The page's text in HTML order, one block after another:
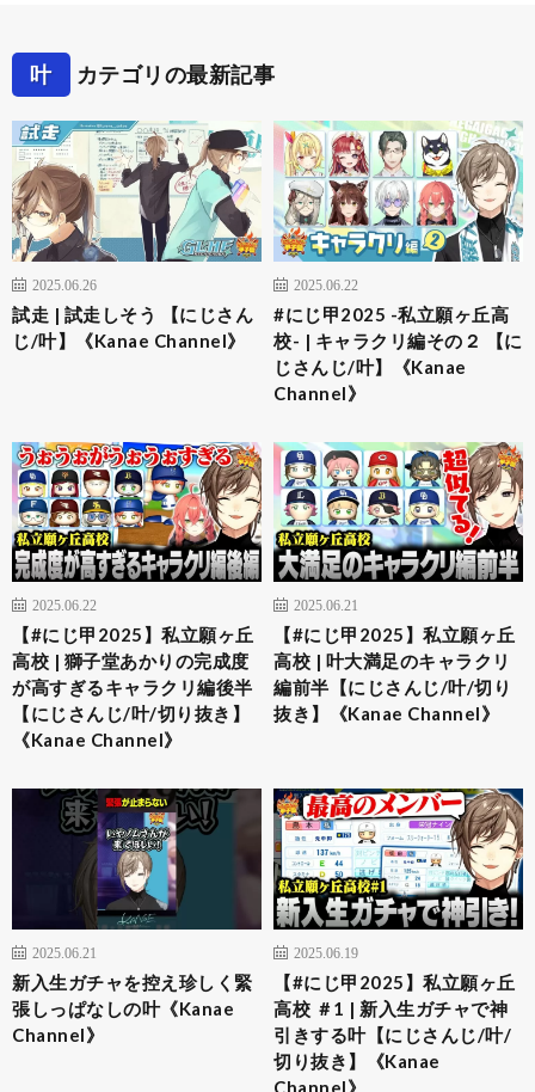
叶 カテゴリの最新記事
2025.06.26
試走 | 試走しそう 【にじさん
じ/叶】《Kanae Channel》
2025.06.22
#にじ甲2025 -私立願ヶ丘高
校- | キャラクリ編その２ 【に
じさんじ/叶】《Kanae
Channel》
2025.06.22
【#にじ甲2025】私立願ヶ丘
高校 | 獅子堂あかりの完成度
が高すぎるキャラクリ編後半
【にじさんじ/叶/切り抜き】
《Kanae Channel》
2025.06.21
【#にじ甲2025】私立願ヶ丘
高校 | 叶大満足のキャラクリ
編前半【にじさんじ/叶/切り
抜き】《Kanae Channel》
2025.06.21
新入生ガチャを控え珍しく緊
張しっぱなしの叶《Kanae
Channel》
2025.06.19
【#にじ甲2025】私立願ヶ丘
高校 ＃1 | 新入生ガチャで神
引きする叶【にじさんじ/叶/
切り抜き】《Kanae
Channel》